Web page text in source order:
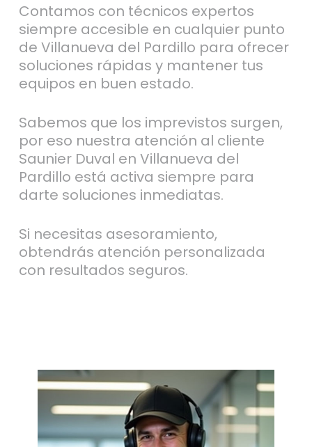
Contamos con técnicos expertos
siempre accesible en cualquier punto
de Villanueva del Pardillo para ofrecer
soluciones rápidas y mantener tus
equipos en buen estado.
Sabemos que los imprevistos surgen,
por eso nuestra atención al cliente
Saunier Duval en Villanueva del
Pardillo está activa siempre para
darte soluciones inmediatas.
Si necesitas asesoramiento,
obtendrás atención personalizada
con resultados seguros.